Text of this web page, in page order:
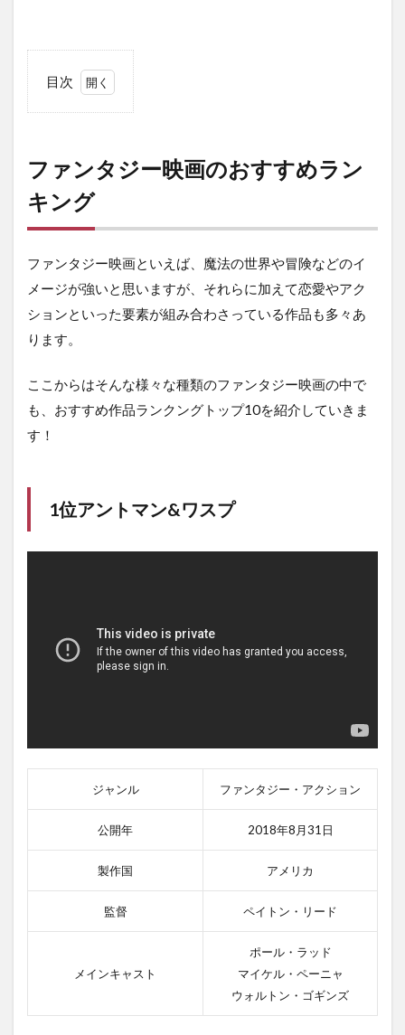
目次
ン
タ
ジ
ー
映
の
す
す
ラ
キ
グ
マン&
ワス
ーと
チョ
ホビ
決戦
4位
第2章
ファンタジー映画のおすすめラン
キング
ファンタジー映画といえば、魔法の世界や冒険などのイ
メージが強いと思いますが、それらに加えて恋愛やアク
ションといった要素が組み合わさっている作品も多々あ
ります。
ここからはそんな様々な種類のファンタジー映画の中で
も、おすすめ作品ランクングトップ10を紹介していきま
す！
1位アントマン&ワスプ
ジャンル ファンタジー・アクション
公開年 2018年8月31日
製作国 アメリカ
監督 ペイトン・リード
メインキャスト
ポール・ラッド
マイケル・ペーニャ
ウォルトン・ゴギンズ